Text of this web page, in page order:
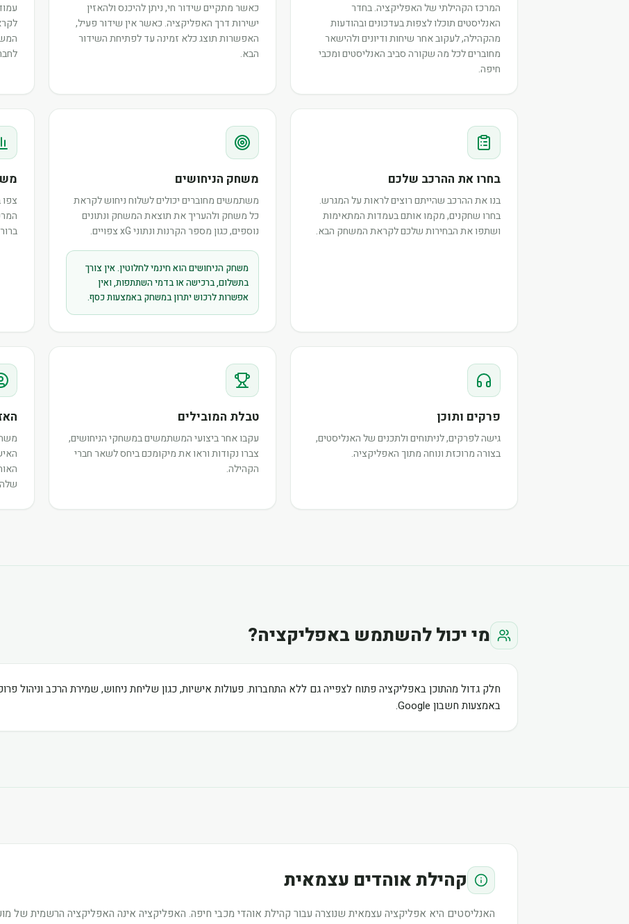
המרכז הקהילתי של האפליקציה. בחדר
האנליסטים תוכלו לצפות בעדכונים ובהודעות
מהקהילה, לעקוב אחר שיחות ודיונים ולהישאר
מחוברים לכל מה שקורה סביב האנליסטים ומכבי
חיפה.
כאשר מתקיים שידור חי, ניתן להיכנס ולהאזין
ישירות דרך האפליקציה. כאשר אין שידור פעיל,
האפשרות תוצג כלא זמינה עד לפתיחת השידור
הבא.
בחרו את ההרכב שלכם
בנו את ההרכב שהייתם רוצים לראות על המגרש.
בחרו שחקנים, מקמו אותם בעמדות המתאימות
ושתפו את הבחירות שלכם לקראת המשחק הבא.
משחק הניחושים
משתמשים מחוברים יכולים לשלוח ניחוש לקראת
כל משחק ולהעריך את תוצאת המשחק ונתונים
נוספים, כגון מספר הקרנות ונתוני xG צפויים.
משחק הניחושים הוא חינמי לחלוטין. אין צורך
בתשלום, ברכישה או בדמי השתתפות, ואין
אפשרות לרכוש יתרון במשחק באמצעות כסף.
פרקים ותוכן
גישה לפרקים, לניתוחים ולתכנים של האנליסטים,
בצורה מרוכזת ונוחה מתוך האפליקציה.
טבלת המובילים
עקבו אחר ביצועי המשתמשים במשחקי הניחושים,
צברו נקודות וראו את מיקומכם ביחס לשאר חברי
הקהילה.
מי יכול להשתמש באפליקציה?
חלק גדול מהתוכן באפליקציה פתוח לצפייה גם ללא התחברות. פעולות אישיות, כגון שליחת ניחוש, שמירת הרכב וניהול
באמצעות חשבון Google.
קהילת אוהדים עצמאית
האנליסטים היא אפליקציה עצמאית שנוצרה עבור קהילת אוהדי מכבי חיפה. האפליקציה אינה האפליקציה הרשמית של